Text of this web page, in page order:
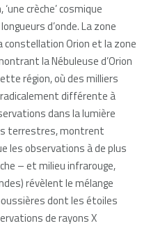
‘une crèche’ cosmique
d’onde. La zone
constellation Orion et la zone
la Nébuleuse d’Orion
région, où des milliers
différente à
dans la lumière
terrestres, montrent
les observations à de plus
– et milieu infrarouge,
révèlent le mélange
dont les étoiles
de rayons X